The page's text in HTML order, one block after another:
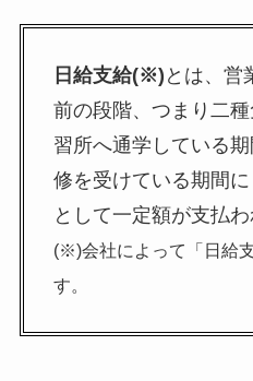
日給支給(※) とは、営
前の段階、つまり二
習所へ通学している
修を受けている期間に
として一定額が支払わ
(※)会社によって「日給
す。